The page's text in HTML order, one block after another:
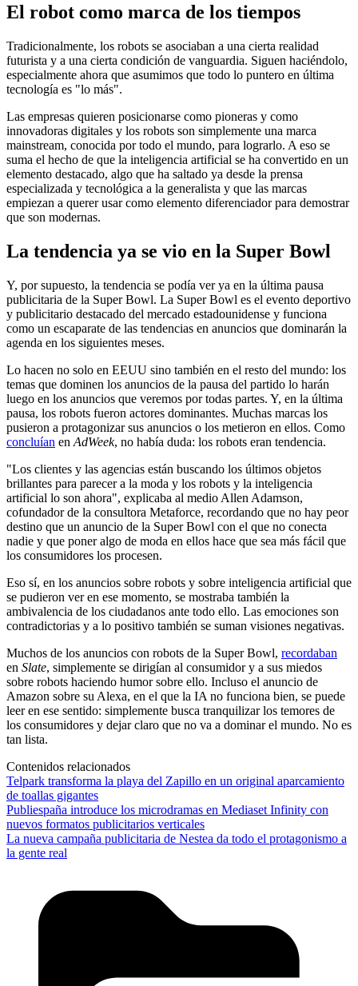
El robot como marca de los tiempos
Tradicionalmente, los robots se asociaban a una cierta realidad
futurista y a una cierta condición de vanguardia. Siguen haciéndolo,
especialmente ahora que asumimos que todo lo puntero en última
tecnología es "lo más".
Las empresas quieren posicionarse como pioneras y como
innovadoras digitales y los robots son simplemente una marca
mainstream, conocida por todo el mundo, para lograrlo. A eso se
suma el hecho de que la inteligencia artificial se ha convertido en un
elemento destacado, algo que ha saltado ya desde la prensa
especializada y tecnológica a la generalista y que las marcas
empiezan a querer usar como elemento diferenciador para demostrar
que son modernas.
La tendencia ya se vio en la Super Bowl
Y, por supuesto, la tendencia se podía ver ya en la última pausa
publicitaria de la Super Bowl. La Super Bowl es el evento deportivo
y publicitario destacado del mercado estadounidense y funciona
como un escaparate de las tendencias en anuncios que dominarán la
agenda en los siguientes meses.
Lo hacen no solo en EEUU sino también en el resto del mundo: los
temas que dominen los anuncios de la pausa del partido lo harán
luego en los anuncios que veremos por todas partes. Y, en la última
pausa, los robots fueron actores dominantes. Muchas marcas los
pusieron a protagonizar sus anuncios o los metieron en ellos. Como
concluían en AdWeek, no había duda: los robots eran tendencia.
"Los clientes y las agencias están buscando los últimos objetos
brillantes para parecer a la moda y los robots y la inteligencia
artificial lo son ahora", explicaba al medio Allen Adamson,
cofundador de la consultora Metaforce, recordando que no hay peor
destino que un anuncio de la Super Bowl con el que no conecta
nadie y que poner algo de moda en ellos hace que sea más fácil que
los consumidores los procesen.
Eso sí, en los anuncios sobre robots y sobre inteligencia artificial que
se pudieron ver en ese momento, se mostraba también la
ambivalencia de los ciudadanos ante todo ello. Las emociones son
contradictorias y a lo positivo también se suman visiones negativas.
Muchos de los anuncios con robots de la Super Bowl, recordaban
en Slate, simplemente se dirigían al consumidor y a sus miedos
sobre robots haciendo humor sobre ello. Incluso el anuncio de
Amazon sobre su Alexa, en el que la IA no funciona bien, se puede
leer en ese sentido: simplemente busca tranquilizar los temores de
los consumidores y dejar claro que no va a dominar el mundo. No es
tan lista.
Contenidos relacionados
Telpark transforma la playa del Zapillo en un original aparcamiento
de toallas gigantes
Publiespaña introduce los microdramas en Mediaset Infinity con
nuevos formatos publicitarios verticales
La nueva campaña publicitaria de Nestea da todo el protagonismo a
la gente real